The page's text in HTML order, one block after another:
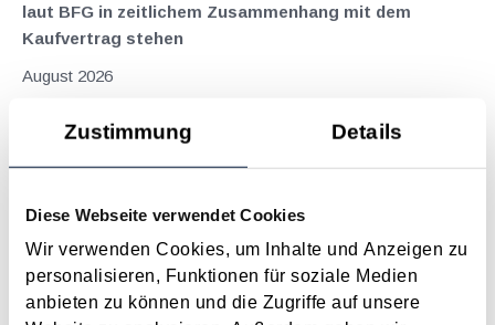
Zustimmung Details
Diese Webseite verwendet Cookies
Wir verwenden Cookies, um Inhalte und Anzeigen zu
personalisieren, Funktionen für soziale Medien
anbieten zu können und die Zugriffe auf unsere
laut BFG in zeitlichem Zusammenhang mit dem
Kaufvertrag stehen
August 2026
Ausnahme von der bei privaten Grundstücksveräußerungen
regelmäßig anfallenden Immobilienertragsteuer (ImmoESt)
Hauptwohnsitzbefreiung erfüllt sind....
Langtext
empfehlen drucken
Tagesgelder auch bei eintägiger Reise ohne